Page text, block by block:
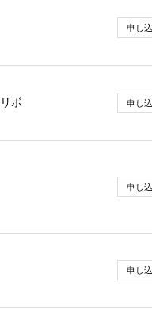
申し
ボ 申し
申し
申し